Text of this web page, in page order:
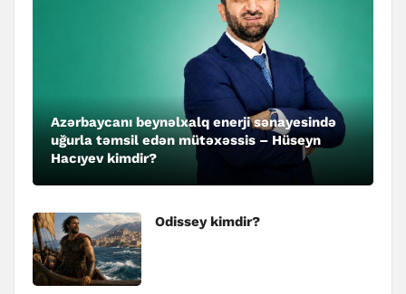
Azərbaycanı beynəlxalq enerji sənayesində
uğurla təmsil edən mütəxəssis – Hüseyn
Hacıyev kimdir?
Odissey kimdir?